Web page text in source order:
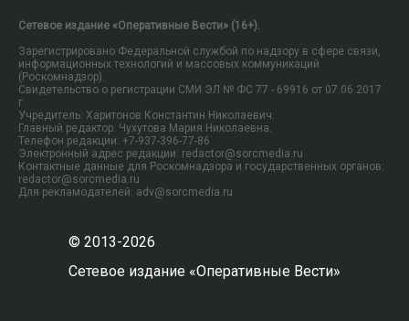
Сетевое издание «Оперативные Вести» (16+).
Зарегистрировано Федеральной службой по надзору в сфере связи,
информационных технологий и массовых коммуникаций
(Роскомнадзор).
Свидетельство о регистрации СМИ ЭЛ № ФС 77 - 69916 от 07.06.2017
г.
Учредитель: Харитонов Константин Николаевич.
Главный редактор: Чухутова Мария Николаевна.
Телефон редакции: +7-937-396-77-86
Электронный адрес редакции: redactor@sorcmedia.ru
Контактные данные для Роскомнадзора и государственных органов:
redactor@sorcmedia.ru
Для рекламодателей: adv@sorcmedia.ru
© 2013-2026
Сетевое издание «Оперативные Вести»